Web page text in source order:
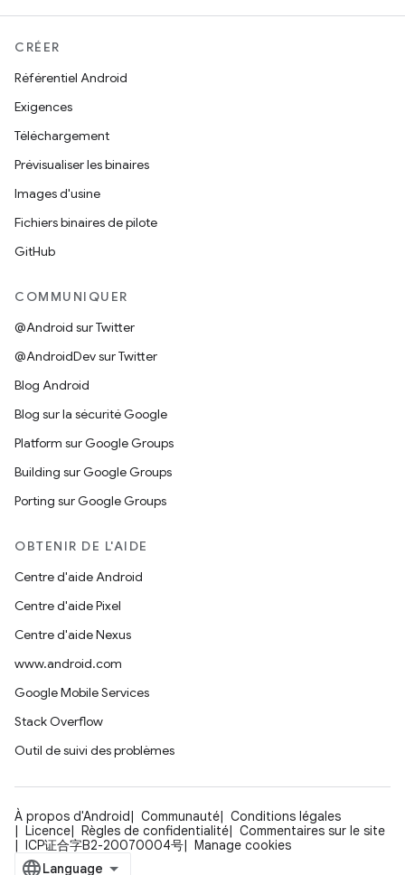
CRÉER
Référentiel Android
Exigences
Téléchargement
Prévisualiser les binaires
Images d'usine
Fichiers binaires de pilote
GitHub
COMMUNIQUER
@Android sur Twitter
@AndroidDev sur Twitter
Blog Android
Blog sur la sécurité Google
Platform sur Google Groups
Building sur Google Groups
Porting sur Google Groups
OBTENIR DE L'AIDE
Centre d'aide Android
Centre d'aide Pixel
Centre d'aide Nexus
www.android.com
Google Mobile Services
Stack Overflow
Outil de suivi des problèmes
À propos d'Android Communauté
Conditions légales
Licence
Règles de confidentialité
Commentaires sur le site
ICP证合字B2-20070004号
Manage cookies